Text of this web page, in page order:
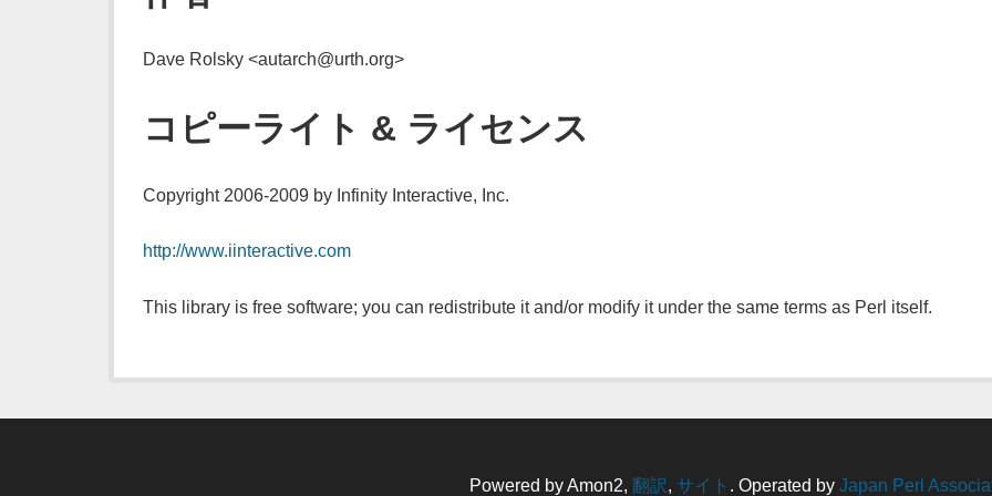
Dave Rolsky <autarch@urth.org>
コピーライト & ライセンス
Copyright 2006-2009 by Infinity Interactive, Inc.
http://www.iinteractive.com
This library is free software; you can redistribute it and/or modify it under the same terms as Perl itself.
Powered by Amon2, 翻訳, サイト . Operated by Japan Perl